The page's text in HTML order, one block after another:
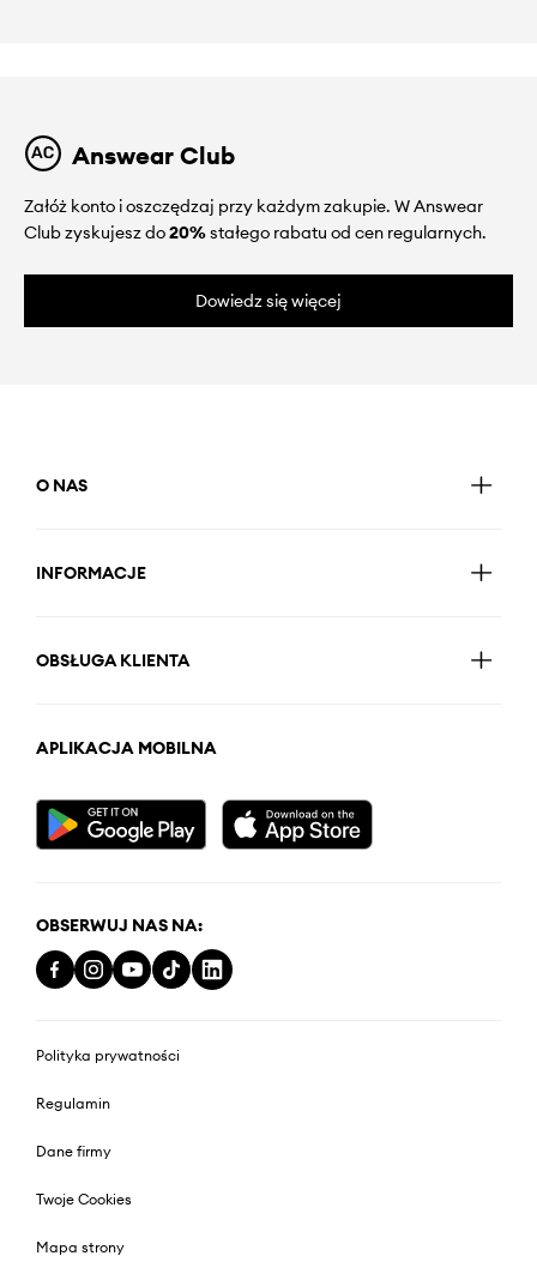
Answear Club
Załóż konto i oszczędzaj przy każdym zakupie. W Answear
Club zyskujesz do20%stałego rabatu od cen regularnych.
Dowiedz się więcej
O NAS
INFORMACJE
OBSŁUGA KLIENTA
APLIKACJA MOBILNA
OBSERWUJ NAS NA:
Polityka prywatności
Regulamin
Dane firmy
Twoje Cookies
Mapa strony